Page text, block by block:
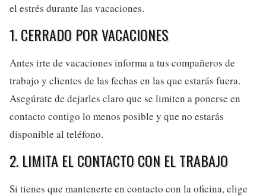
el estrés durante las vacaciones.
1. CERRADO POR VACACIONES
Antes irte de vacaciones informa a tus compañeros de
trabajo y clientes de las fechas en las que estarás fuera.
Asegúrate de dejarles claro que se limiten a ponerse en
contacto contigo lo menos posible y que no estarás
disponible al teléfono.
2. LIMITA EL CONTACTO CON EL TRABAJO
Si tienes que mantenerte en contacto con la oficina, elige